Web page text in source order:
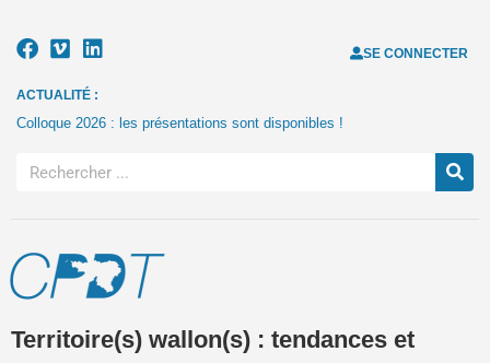
SE CONNECTER
ACTUALITÉ :
Colloque 2026 : les présentations sont disponibles !
Territoire(s) wallon(s) : tendances et